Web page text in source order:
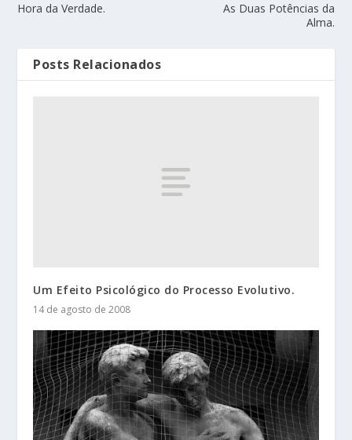
Hora da Verdade.
As Duas Potências da
Alma.
Posts Relacionados
Um Efeito Psicológico do Processo Evolutivo.
14 de agosto de 2008